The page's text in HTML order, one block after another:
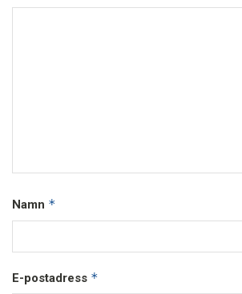
Namn *
E-postadress *